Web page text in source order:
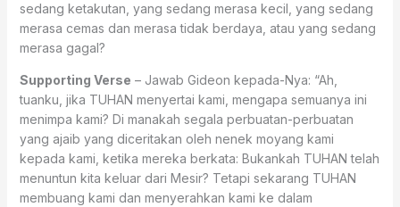
sedang ketakutan, yang sedang merasa kecil, yang sedang
merasa cemas dan merasa tidak berdaya, atau yang sedang
merasa gagal?
Supporting Verse – Jawab Gideon kepada-Nya: “Ah,
tuanku, jika TUHAN menyertai kami, mengapa semuanya ini
menimpa kami? Di manakah segala perbuatan-perbuatan
yang ajaib yang diceritakan oleh nenek moyang kami
kepada kami, ketika mereka berkata: Bukankah TUHAN telah
menuntun kita keluar dari Mesir? Tetapi sekarang TUHAN
membuang kami dan menyerahkan kami ke dalam